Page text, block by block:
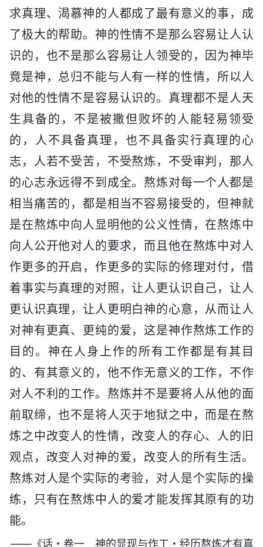
求真理、渴慕神的人都成了最有意义的事，成
了极大的帮助。神的性情不是那么容易让人认
识的，也不是那么容易让人领受的，因为神毕
竟是神，总归不能与人有一样的性情，所以人
对他的性情不是容易认识的。真理都不是人天
生具备的，不是被撒但败坏的人能轻易领受
的，人不具备真理，也不具备实行真理的心
志，人若不受苦，不受熬炼，不受审判，那人
的心志永远得不到成全。熬炼对每一个人都是
相当痛苦的，都是相当不容易接受的，但神就
是在熬炼中向人显明他的公义性情，在熬炼中
向人公开他对人的要求，而且他在熬炼中对人
作更多的开启，作更多的实际的修理对付，借
着事实与真理的对照，让人更认识自己，让人
更认识真理，让人更明白神的心意，从而让人
对神有更真、更纯的爱，这是神作熬炼工作的
目的。神在人身上作的所有工作都是有其目
的、有其意义的，他不作无意义的工作，不作
对人不利的工作。熬炼并不是要将人从他的面
前取缔，也不是将人灭于地狱之中，而是在熬
炼之中改变人的性情，改变人的存心、人的旧
观点，改变人对神的爱，改变人的所有生活。
熬炼对人是个实际的考验，对人是个实际的操
练，只有在熬炼中人的爱才能发挥其原有的功
能。
——《话・卷一 神的显现与作工・经历熬炼才有真